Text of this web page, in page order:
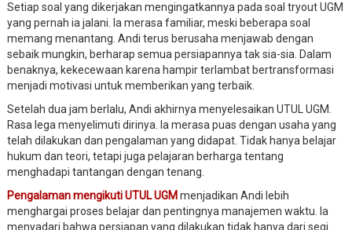
Setiap soal yang dikerjakan mengingatkannya pada soal tryout UGM
yang pernah ia jalani. Ia merasa familiar, meski beberapa soal
memang menantang. Andi terus berusaha menjawab dengan
sebaik mungkin, berharap semua persiapannya tak sia-sia. Dalam
benaknya, kekecewaan karena hampir terlambat bertransformasi
menjadi motivasi untuk memberikan yang terbaik.
Setelah dua jam berlalu, Andi akhirnya menyelesaikan UTUL UGM.
Rasa lega menyelimuti dirinya. Ia merasa puas dengan usaha yang
telah dilakukan dan pengalaman yang didapat. Tidak hanya belajar
hukum dan teori, tetapi juga pelajaran berharga tentang
menghadapi tantangan dengan tenang.
Pengalaman mengikuti UTUL UGM menjadikan Andi lebih
menghargai proses belajar dan pentingnya manajemen waktu. Ia
menyadari bahwa persiapan yang dilakukan tidak hanya dari segi